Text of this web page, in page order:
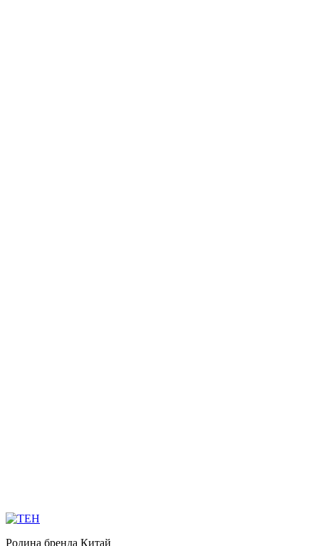
Родина бренда Китай